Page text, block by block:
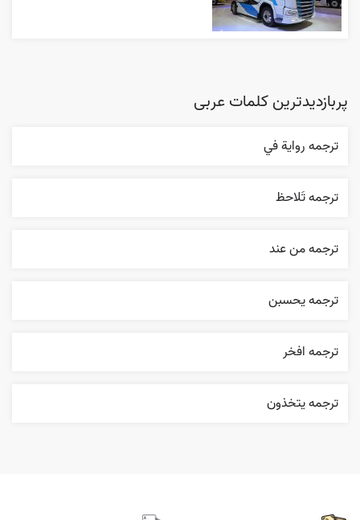
پربازدیدترین کلمات عربی
ترجمه روایة في
ترجمه تَلاحظ
ترجمه من عند
ترجمه يحسبن
ترجمه افخر
ترجمه يتخذون